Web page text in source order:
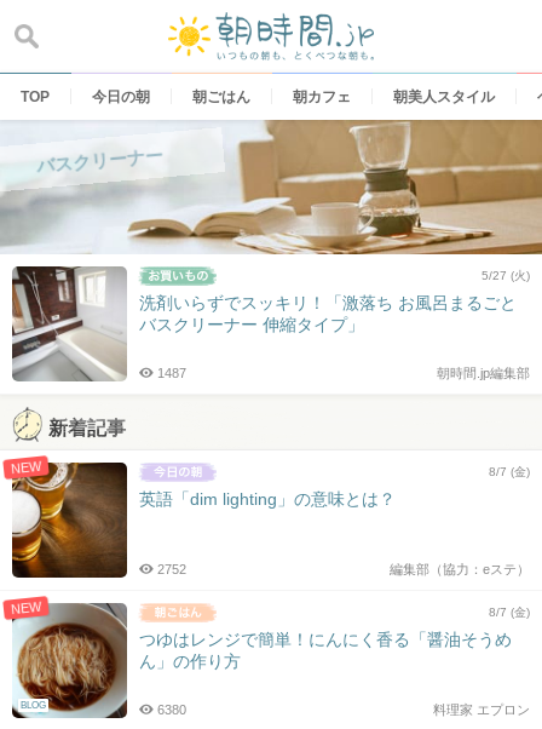
content
TOP 今日の朝 朝ごはん 朝カフェ 朝美人スタイル
バスクリーナー
5/27 (火)
洗剤いらずでスッキリ！「激落ち お風呂まるごと
バスクリーナー 伸縮タイプ」
朝時間.jp編集部
1487
新着記事
NEW 8/7 (金)
英語「dim lighting」の意味とは？
編集部（協力：eステ）
2752
NEW
BLOG
8/7 (金)
つゆはレンジで簡単！にんにく香る「醤油そうめ
ん」の作り方
料理家 エプロン
6380